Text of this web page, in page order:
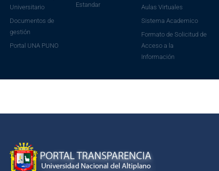
Universitario
Documentos de
gestión
Portal UNA PUNO
Estandar
Aulas Virtuales
Sistema Academico
Formato de Solicitud de
Acceso a la
Información